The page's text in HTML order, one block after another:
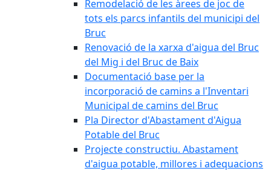
Remodelació de les àrees de joc de
tots els parcs infantils del municipi del
Bruc
Renovació de la xarxa d'aigua del Bruc
del Mig i del Bruc de Baix
Documentació base per la
incorporació de camins a l'Inventari
Municipal de camins del Bruc
Pla Director d'Abastament d'Aigua
Potable del Bruc
Projecte constructiu. Abastament
d'aigua potable, millores i adequacions